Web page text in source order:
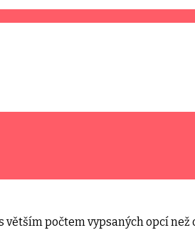
počtem vypsaných opcí